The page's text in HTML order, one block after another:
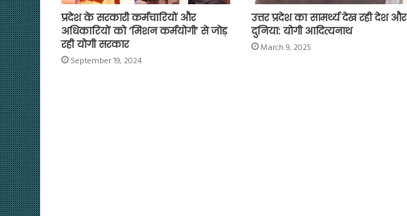
प्रदेश के सरकारी कर्मचारियों और
अधिकारियों को ‘मिशन कर्मयोगी’ से जोड़
रही योगी सरकार
September 19, 2024
उत्तर प्रदेश का सामर्थ्य देख रही देश और
दुनिया: योगी आदित्यनाथ
March 9, 2025